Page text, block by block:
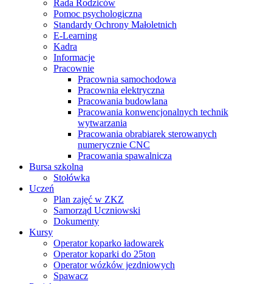
Rada Rodziców
Pomoc psychologiczna
Standardy Ochrony Małoletnich
E-Learning
Kadra
Informacje
Pracownie
Pracownia samochodowa
Pracownia elektryczna
Pracowania budowlana
Pracowania konwencjonalnych technik
wytwarzania
Pracowania obrabiarek sterowanych
numerycznie CNC
Pracowania spawalnicza
Bursa szkolna
Stołówka
Uczeń
Plan zajęć w ZKZ
Samorząd Uczniowski
Dokumenty
Kursy
Operator koparko ładowarek
Operator koparki do 25ton
Operator wózków jezdniowych
Spawacz